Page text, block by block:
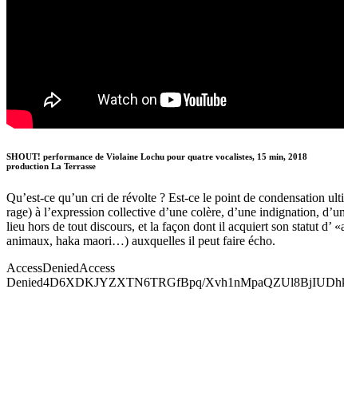
SHOUT! performance de Violaine Lochu pour quatre vocalistes, 15 min, 2018
production La Terrasse
Qu’est-ce qu’un cri de révolte ? Est-ce le point de condensation
rage) à l’expression collective d’une colère, d’une indignation,
lieu hors de tout discours, et la façon dont il acquiert son statut d’
animaux, haka maori…) auxquelles il peut faire écho.